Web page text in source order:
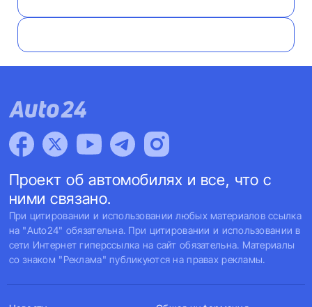
Проект об автомобилях и все, что с
ними связано.
При цитировании и использовании любых материалов ссылка
на "Auto24" обязательна. При цитировании и использовании в
сети Интернет гиперссылка на сайт обязательна. Материалы
со знаком "Реклама" публикуются на правах рекламы.